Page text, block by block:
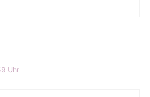
Uhr